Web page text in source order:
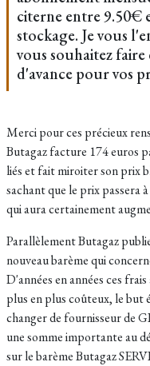
citerne entre 9.50€
stockage. Je vous
vous souhaitez
d'avance pour vos
Merci pour ces précieux
Butagaz facture 174 euros
liés et fait miroiter son prix
sachant que le prix passera
qui aura certainement
Parallèlement Butagaz
nouveau barème qui
D'années en années ces
plus en plus coûteux, le but
changer de fournisseur de
une somme importante au
sur le barème Butagaz